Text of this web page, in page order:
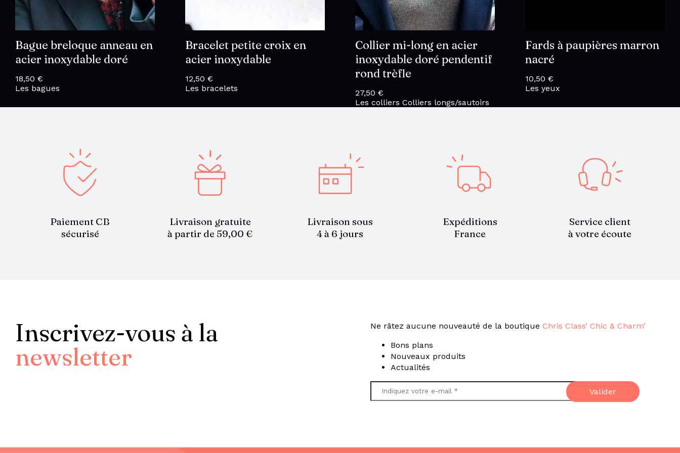
Bague breloque anneau en
acier inoxydable doré
18,50 €
Les bagues
Bracelet petite croix en
acier inoxydable
12,50 €
Les bracelets
Collier mi-long en acier
inoxydable doré pendentif
rond trèfle
27,50 €
Les colliers Colliers longs/sautoirs
Fards à paupières marron
nacré
10,50 €
Les yeux
Paiement CB
sécurisé
Livraison gratuite
à partir de 59,00 €
Livraison sous
4 à 6 jours
Expéditions
France
Service client
à votre écoute
Inscrivez-vous à la
newsletter
Ne râtez aucune nouveauté de la boutique Chris Class’ Chic & Charm’
Bons plans
Nouveaux produits
Actualités